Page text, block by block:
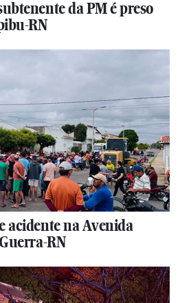
da PM é preso
RN
acidente na Avenida
RN